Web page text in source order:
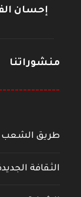
إحسان
منشوراتنا
طريق الشعب
الثقافة